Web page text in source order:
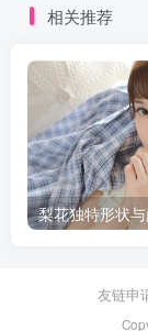
相关推荐
友链申